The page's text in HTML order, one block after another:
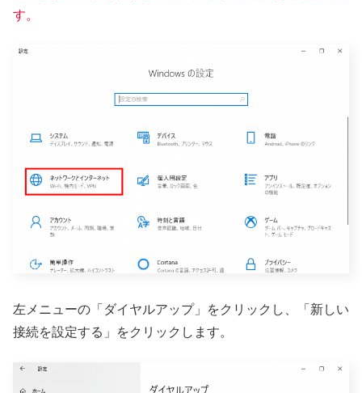
す。
左メニューの「ダイヤルアップ」をクリックし、「新しい
接続を設定する」をクリックします。